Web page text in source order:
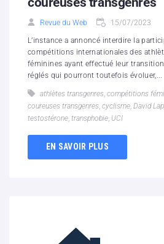
Revue du Web 15/07/2023
L’instance a annoncé interdire la
compétitions internationales des
féminines ayant effectué leur
réglés qui pourront toutefois évoluer,...
athlètes transgenres, compétitions
coureuses transgenres, cyclisme, David
testostérone, transphobie, UCI
EN SAVOIR PLUS